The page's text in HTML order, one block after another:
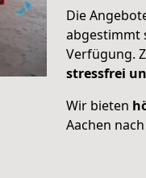
Die
abgestimmt
Verfügung.
stressfrei
Wir bieten
Aachen